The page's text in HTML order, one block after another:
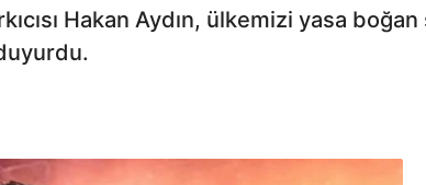
Hakan Aydın, ülkemizi yasa